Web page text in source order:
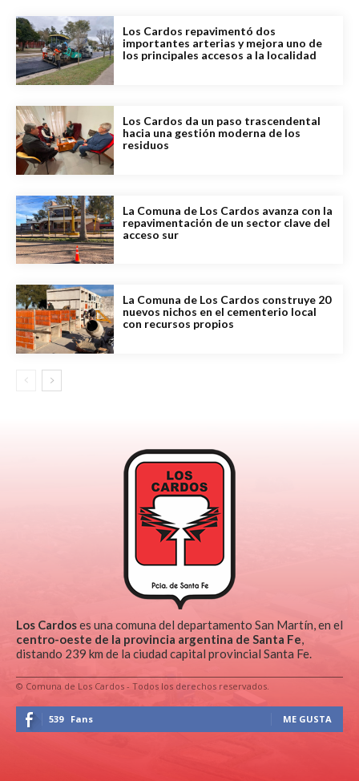
Los Cardos repavimentó dos
importantes arterias y mejora uno de
los principales accesos a la localidad
Los Cardos da un paso trascendental
hacia una gestión moderna de los
residuos
La Comuna de Los Cardos avanza con la
repavimentación de un sector clave del
acceso sur
La Comuna de Los Cardos construye 20
nuevos nichos en el cementerio local
con recursos propios
Los Cardoses una comuna del departamento San Martín, en el
centro-oeste de la provincia argentina de Santa Fe,
distando 239 km de la ciudad capital provincial Santa Fe.
© Comuna de Los Cardos - Todos los derechos reservados.
539 Fans ME GUSTA